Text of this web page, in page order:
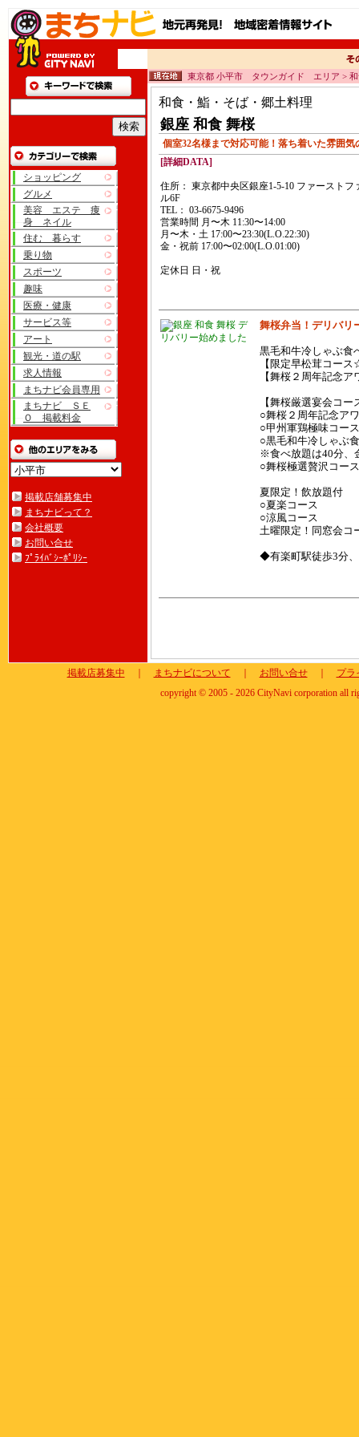
ショッピング
グルメ
美容 エステ 痩
身 ネイル
住む 暮らす
乗り物
スポーツ
趣味
医療・健康
サービス等
アート
観光・道の駅
求人情報
まちナビ会員専用
まちナビ ＳＥ
Ｏ 掲載料金
掲載店舗募集中
まちナビって？
会社概要
お問い合せ
ﾌﾟﾗｲﾊﾞｼｰﾎﾟﾘｼｰ
東京都 小平市 タウンガイド エリア > 和
和食・鮨・そば・郷土料理
銀座 和食 舞桜
個室32名様まで対応可能！落ち着いた雰囲気
[詳細DATA]
住所： 東京都中央区銀座1-5-10 ファーストフ
ル6F
TEL： 03-6675-9496
営業時間 月〜木 11:30〜14:00
月〜木・土 17:00〜23:30(L.O.22:30)
金・祝前 17:00〜02:00(L.O.01:00)
定休日 日・祝
デ
リバリー始めました
舞桜弁当！デリバリ
黒毛和牛冷しゃぶ食
【限定早松茸コー
【舞桜２周年記念
【舞桜厳選宴会コー
○舞桜２周年記念ア
○甲州軍鶏
○黒毛和牛冷しゃ
※食べ放題は40分、
○舞桜極選
夏限定！飲放題付
○夏楽コ
○涼風コ
土曜限定！同
◆有楽町駅徒歩3分
掲載店募集中 まちナビについて お問い合せ｜
プラ
copyright © 2005 - 2026 CityNavi corporation all